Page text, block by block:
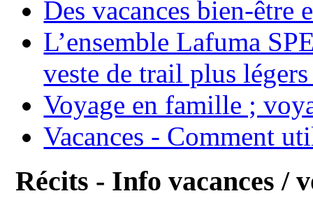
Des vacances bien-être
L’ensemble Lafuma
veste de trail plus
Voyage en famille ;
Vacances - Comment
Récits - Info vacances /